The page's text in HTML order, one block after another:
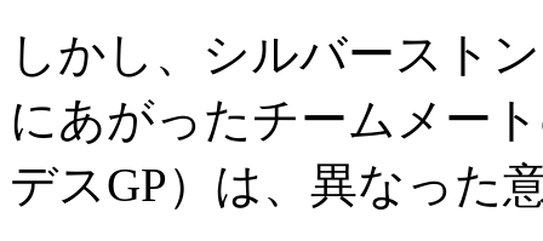
しかし、シルバースト
にあがったチームメー
デスGP）は、異なった